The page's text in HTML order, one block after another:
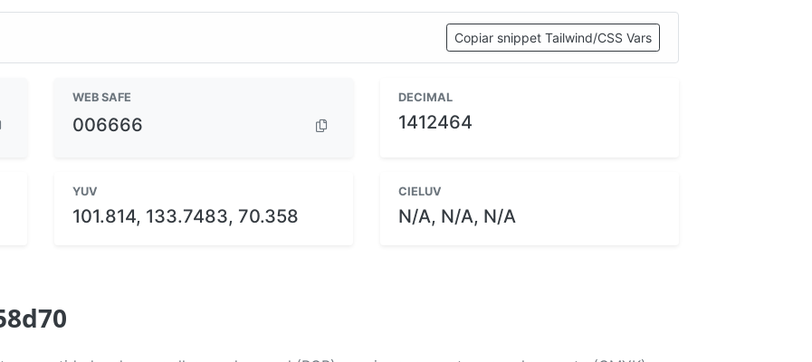
Copiar snippet Tailwind/CSS Vars
WEB SAFE
006666
DECIMAL
1412464
YUV
101.814, 133.7483, 70.358
CIELUV
N/A, N/A, N/A